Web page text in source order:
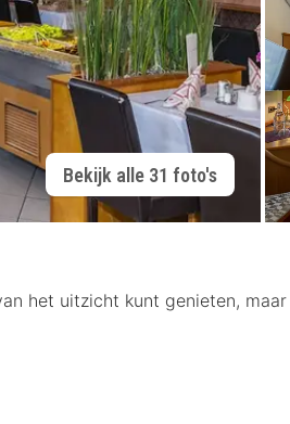
Bekijk alle 31 foto's
het uitzicht kunt genieten,